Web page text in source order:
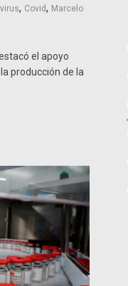
, Covid, Marcelo
el apoyo
producción de la